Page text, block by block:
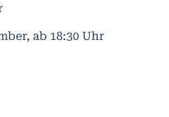
ab 18:30 Uhr